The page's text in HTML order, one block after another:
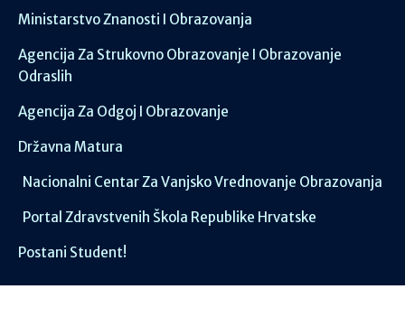
Ministarstvo Znanosti I Obrazovanja
Agencija Za Strukovno Obrazovanje I Obrazovanje
Odraslih
Agencija Za Odgoj I Obrazovanje
Državna Matura
Nacionalni Centar Za Vanjsko Vrednovanje Obrazovanja
Portal Zdravstvenih Škola Republike Hrvatske
Postani Student!